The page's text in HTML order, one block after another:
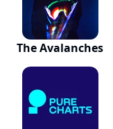
The Avalanches